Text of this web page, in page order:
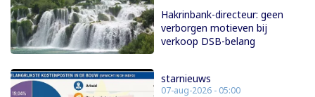
Hakrinbank-directeur: geen
verborgen motieven bij
verkoop DSB-belang
starnieuws
07-aug-2026 - 05:00